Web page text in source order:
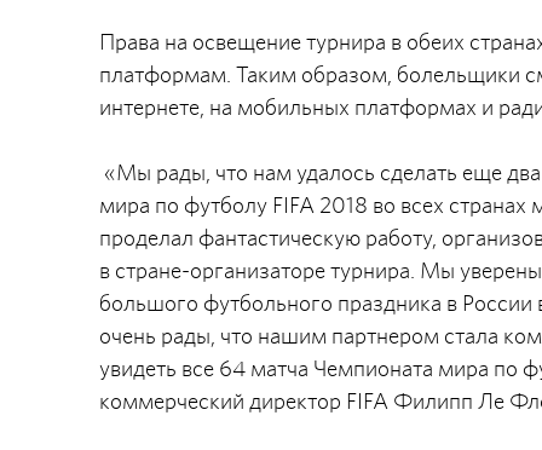
Права на освещение турнира в обеих
платформам. Таким образом, болельщики
интернете, на мобильных платформах и
«Мы рады, что нам удалось сделать еще
мира по футболу FIFA 2018 во всех
проделал фантастическую работу,
в стране-организаторе турнира. Мы
большого футбольного праздника в
очень рады, что нашим партнером стала
увидеть все 64 матча Чемпионата мира по
коммерческий директор FIFA Филипп Ле